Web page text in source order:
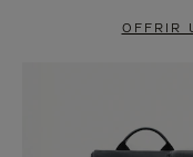
OFFRIR